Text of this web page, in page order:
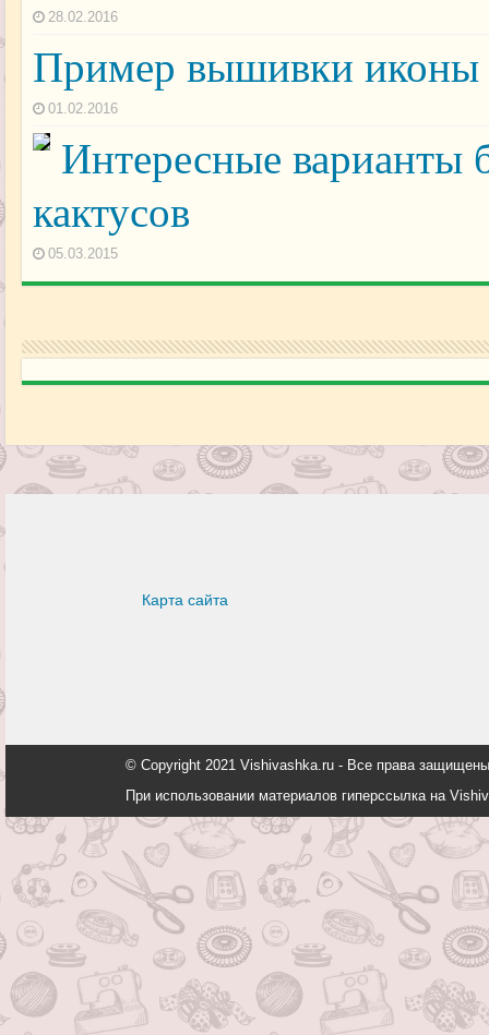
28.02.2016
Пример вышивки иконы
01.02.2016
Интересные варианты
кактусов
05.03.2015
Карта сайта
© Copyright 2021 Vishivashka.ru - Все права
При использовании материалов гиперссылка на